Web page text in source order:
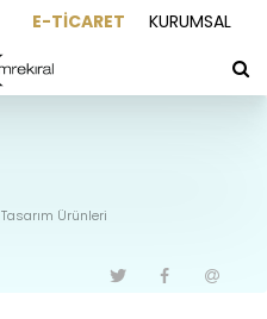
E-TİCARET KURUMSAL
Tasarım Ürünleri